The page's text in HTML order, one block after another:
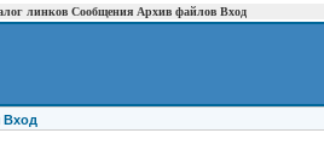
линков Сообщения Архив файлов Вход
Вход